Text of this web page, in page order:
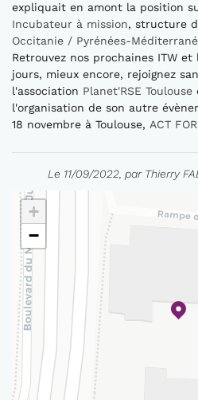
expliquait en amont la position
Incubateur à mission, structure
Occitanie / Pyrénées-
Retrouvez nos prochaines ITW
jours, mieux encore, rejoignez
l'association Planet'RSE Toulouse
l'organisation de son autre
18 novembre à Toulouse, ACT
Le 11/09/2022, par Thierry
+
−